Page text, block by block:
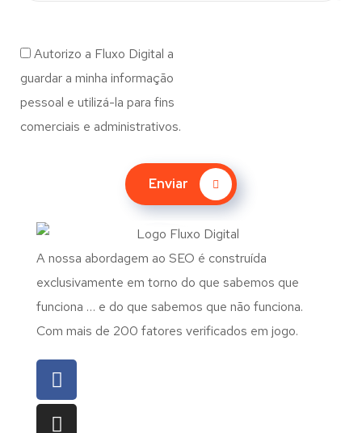
Autorizo a Fluxo Digital a
guardar a minha informação
pessoal e utilizá-la para fins
comerciais e administrativos.
Enviar
A nossa abordagem ao SEO é construída
exclusivamente em torno do que sabemos que
funciona … e do que sabemos que não funciona.
Com mais de 200 fatores verificados em jogo.